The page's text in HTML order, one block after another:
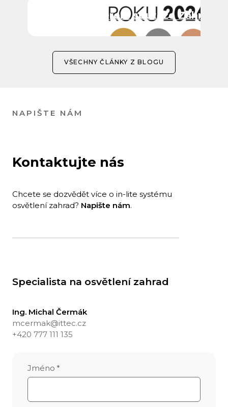
ITTEC partnerem soutěže Zahrada
VŠECHNY ČLÁNKY Z BLOGU
NAPIŠTE NÁM
Kontaktujte nás
Chcete se dozvědět více o in-lite systému
osvětlení zahrad? Napište nám.
Specialista na osvětlení zahrad
Ing. Michal Čermák
mcermak@ittec.cz
+420 777 111 135
Jméno *